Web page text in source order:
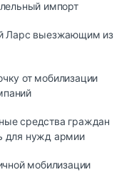
и
импорт
Ларс выезжающим из
от мобилизации
средства граждан
для нужд армии
мобилизации